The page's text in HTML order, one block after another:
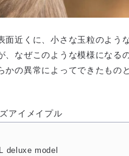
面近くに、小さな玉粒のよう
、なぜこのような模様になる
かの異常によってできたもの
アイメイプル
deluxe model